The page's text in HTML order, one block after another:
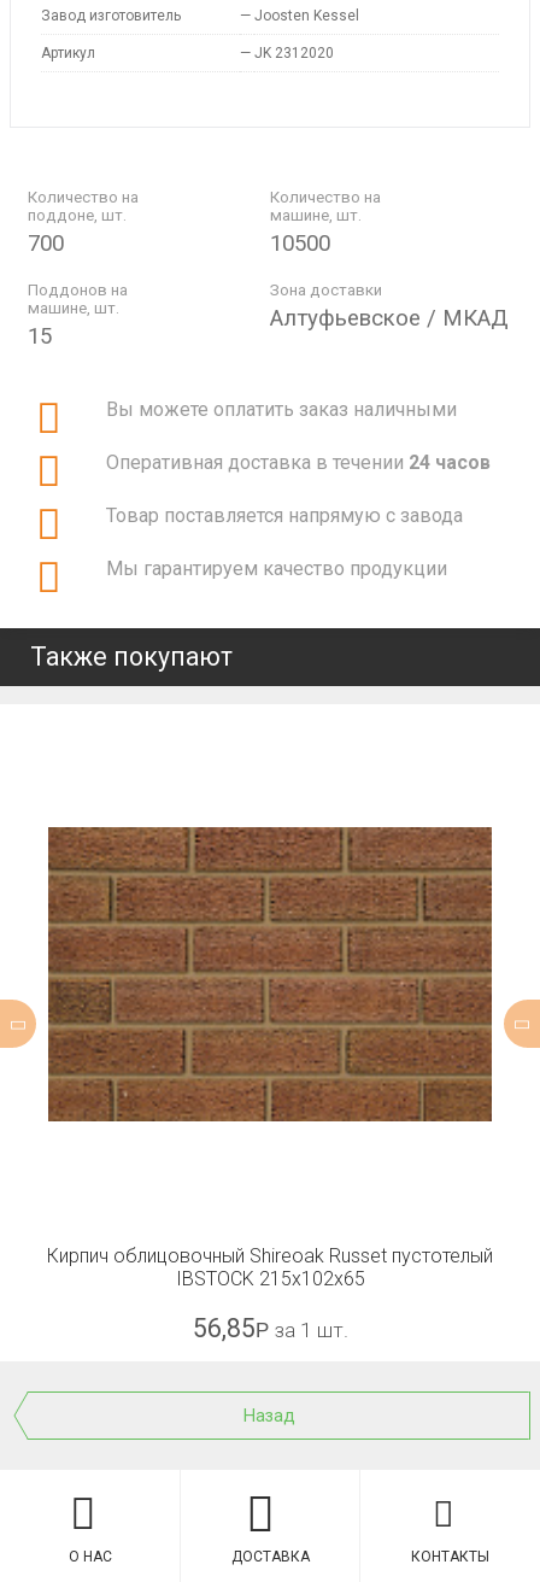
Завод изготовитель — Joosten Kessel
Артикул — JK 2312020
Количество на
поддоне, шт.
700
Количество на
машине, шт.
10500
Поддонов на
машине, шт.
15
Зона доставки
Алтуфьевское / МКАД
Вы можете оплатить заказ наличными
Оперативная доставка в течении 24 часов
Товар поставляется напрямую с завода
Мы гарантируем качество продукции
Также покупают
Кирпич облицовочный Shireoak Russet пустотелый
IBSTOCK 215x102x65
56,85Р за 1 шт.
Назад
О НАС ДОСТАВКА КОНТАКТЫ